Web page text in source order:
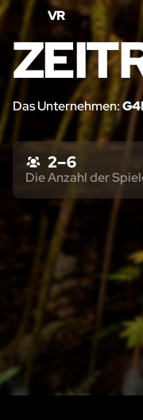
VR
Das Unternehmen:
2 – 6
Die Anzahl der